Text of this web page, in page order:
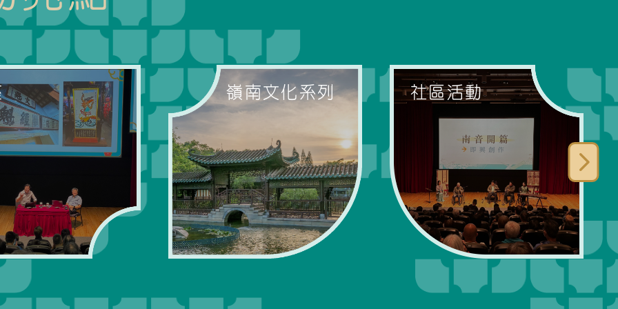
嶺南文化系列 社區活動